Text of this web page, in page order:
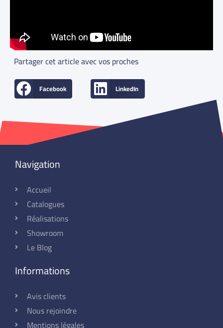
Partager cet article avec vos proches
Facebook LinkedIn
Navigation
Accueil
Catalogues
Réalisations
Showroom
Le Blog
Informations
Avis clients
Nous rejoindre